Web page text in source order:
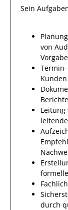
Sein
von
Leitung
durch